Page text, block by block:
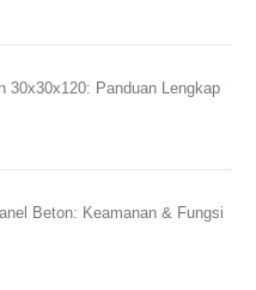
30x30x120: Panduan Lengkap
Beton: Keamanan & Fungsi